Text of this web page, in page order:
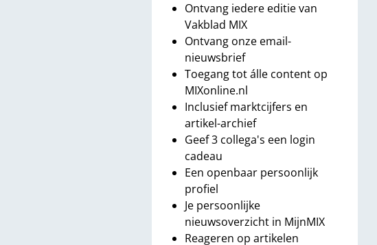
Ontvang iedere editie van
Vakblad MIX
Ontvang onze email-
nieuwsbrief
Toegang tot álle content op
MIXonline.nl
Inclusief marktcijfers en
artikel-archief
Geef 3 collega's een login
cadeau
Een openbaar persoonlijk
profiel
Je persoonlijke
nieuwsoverzicht in MijnMIX
Reageren op artikelen